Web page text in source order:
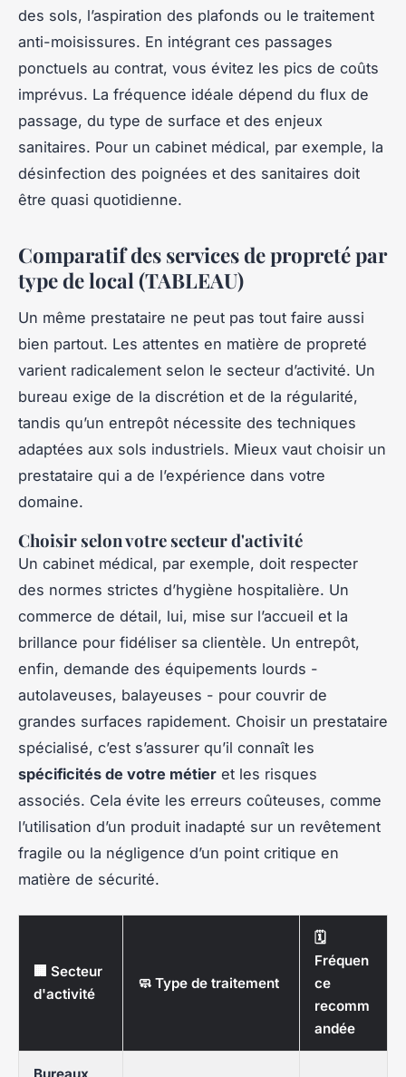
des sols, l’aspiration des plafonds ou le traitement
anti-moisissures. En intégrant ces passages
ponctuels au contrat, vous évitez les pics de coûts
imprévus. La fréquence idéale dépend du flux de
passage, du type de surface et des enjeux
sanitaires. Pour un cabinet médical, par exemple, la
désinfection des poignées et des sanitaires doit
être quasi quotidienne.
Comparatif des services de propreté par
type de local (TABLEAU)
Un même prestataire ne peut pas tout faire aussi
bien partout. Les attentes en matière de propreté
varient radicalement selon le secteur d’activité. Un
bureau exige de la discrétion et de la régularité,
tandis qu’un entrepôt nécessite des techniques
adaptées aux sols industriels. Mieux vaut choisir un
prestataire qui a de l’expérience dans votre
domaine.
Choisir selon votre secteur d'activité
Un cabinet médical, par exemple, doit respecter
des normes strictes d’hygiène hospitalière. Un
commerce de détail, lui, mise sur l’accueil et la
brillance pour fidéliser sa clientèle. Un entrepôt,
enfin, demande des équipements lourds -
autolaveuses, balayeuses - pour couvrir de
grandes surfaces rapidement. Choisir un prestataire
spécialisé, c’est s’assurer qu’il connaît les
spécificités de votre métier et les risques
associés. Cela évite les erreurs coûteuses, comme
l’utilisation d’un produit inadapté sur un revêtement
fragile ou la négligence d’un point critique en
matière de sécurité.
🏢 Secteur
d'activité
🧼 Type de traitement
🗓️
Fréquen
ce
recomm
andée